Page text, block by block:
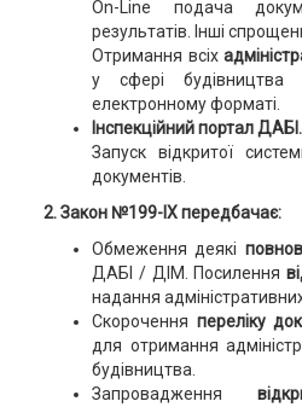
On-Line подача
результатів. Інші
Отримання всіх
у сфері
електронному форматі.
Інспекційний портал ДАБІ.
Запуск відкритої
документів.
2. Закон №199-IX передбачає:
Обмеження деякі
ДАБІ / ДІМ. Посилення
надання
Скорочення переліку
для отримання
будівництва.
Запровадження